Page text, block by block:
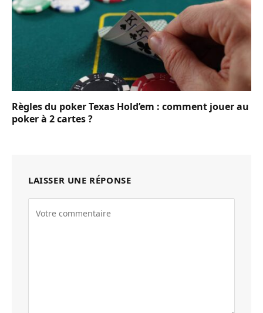
Règles du poker Texas Hold’em : comment jouer au
poker à 2 cartes ?
LAISSER UNE RÉPONSE